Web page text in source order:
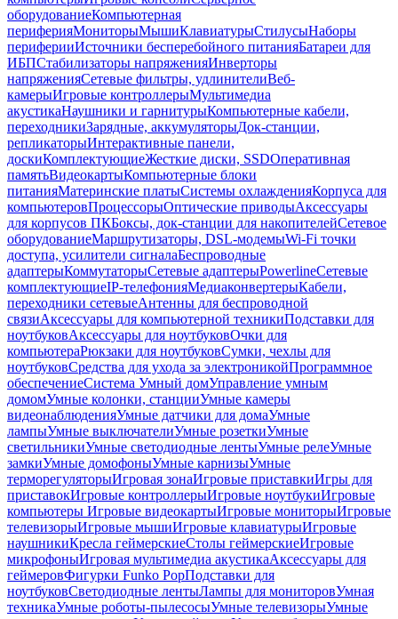
оборудованиеКомпьютерная
периферияМониторыМышиКлавиатурыСтилусыНаборы
периферииИсточники бесперебойного питанияБатареи для
ИБПСтабилизаторы напряженияИнверторы
напряженияСетевые фильтры, удлинителиВеб-
камерыИгровые контроллерыМультимедиа
акустикаНаушники и гарнитурыКомпьютерные кабели,
переходникиЗарядные, аккумуляторыДок-станции,
репликаторыИнтерактивные панели,
доскиКомплектующиеЖесткие диски, SSDОперативная
памятьВидеокартыКомпьютерные блоки
питанияМатеринские платыСистемы охлажденияКорпуса для
компьютеровПроцессорыОптические приводыАксессуары
для корпусов ПКБоксы, док-станции для накопителейСетевое
оборудованиеМаршрутизаторы, DSL-модемыWi-Fi точки
доступа, усилители сигналаБеспроводные
адаптерыКоммутаторыСетевые адаптерыPowerlineСетевые
комплектующиеIP-телефонияМедиаконвертерыКабели,
переходники сетевыеАнтенны для беспроводной
связиАксессуары для компьютерной техникиПодставки для
ноутбуковАксессуары для ноутбуковОчки для
компьютераРюкзаки для ноутбуковСумки, чехлы для
ноутбуковСредства для ухода за электроникойПрограммное
обеспечениеСистема Умный домУправление умным
домомУмные колонки, станцииУмные камеры
видеонаблюденияУмные датчики для домаУмные
лампыУмные выключателиУмные розеткиУмные
светильникиУмные светодиодные лентыУмные релеУмные
замкиУмные домофоныУмные карнизыУмные
терморегуляторыИгровая зонаИгровые приставкиИгры для
приставокИгровые контроллерыИгровые ноутбукиИгровые
компьютеры Игровые видеокартыИгровые мониторыИгровые
телевизорыИгровые мышиИгровые клавиатурыИгровые
наушникиКресла геймерскиеСтолы геймерскиеИгровые
микрофоныИгровая мультимедиа акустикаАксессуары для
геймеровФигурки Funko PopПодставки для
ноутбуковСветодиодные лентыЛампы для мониторовУмная
техникаУмные роботы-пылесосыУмные телевизорыУмные